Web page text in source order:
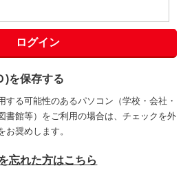
)を保存する
する可能性のあるパソコン（学校・会社・
書館等）をご利用の場合は、チェックを外
お奨めします。
忘れた方はこちら